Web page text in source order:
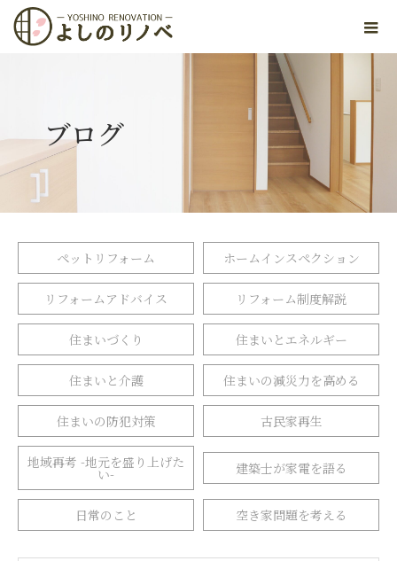
ブログ
ペットリフォーム ホームインスペクション
リフォームアドバイス リフォーム制度解説
住まいづくり 住まいとエネルギー
住まいと介護 住まいの減災力を高める
住まいの防犯対策 古民家再生
地域再考 -地元を盛り上げた
い- 建築士が家電を語る
日常のこと 空き家問題を考える